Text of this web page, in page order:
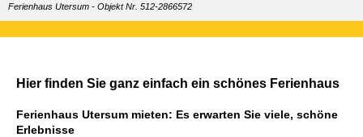
Ferienhaus Utersum - Objekt Nr. 512-2866572
Hier finden Sie ganz einfach ein schönes Ferienhaus
Ferienhaus Utersum mieten: Es erwarten Sie viele, schöne
Erlebnisse